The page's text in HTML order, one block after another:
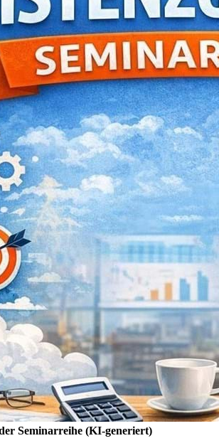
Seminarreihe (KI-generiert)